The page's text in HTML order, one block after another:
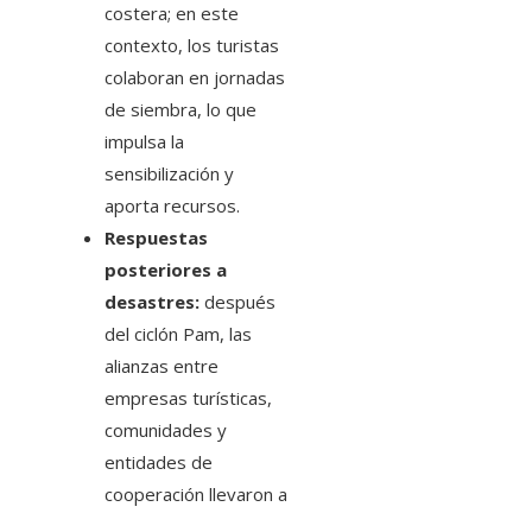
costera; en este
contexto, los turistas
colaboran en jornadas
de siembra, lo que
impulsa la
sensibilización y
aporta recursos.
Respuestas
posteriores a
desastres: después
del ciclón Pam, las
alianzas entre
empresas turísticas,
comunidades y
entidades de
cooperación llevaron a